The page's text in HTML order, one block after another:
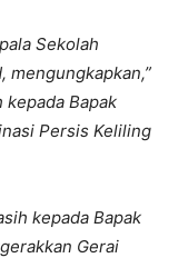
Sekolah
mengungkapkan,”
Bapak
Persis Keliling
kepada Bapak
Gerai